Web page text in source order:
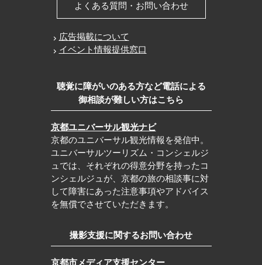
よくある質問・お問い合わせ
広告掲載について
イベント情報提供窓口
聴覚に障がいのある方など電話による
御相談が難しい方はこちら
京都ユニバーサル観光ナビ
京都のユニバーサル観光情報を発信中。
ユニバーサルツーリズム・コンシェルジ
ュでは、それぞれの得意分野を持ったコ
ンシェルジュが、京都の旅の相談事に対
して障害にあった注意事項やアドバイス
を無償でさせていただきます。
撮影支援に関するお問い合わせ
京都市メディア支援センター